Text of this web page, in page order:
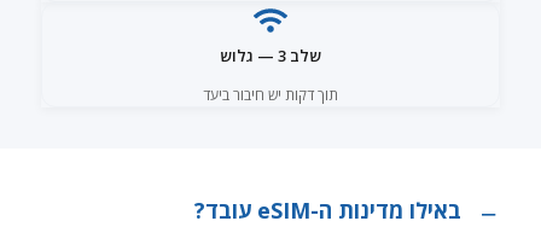
שלב 3 — גלוש
תוך דקות יש חיבור ביעד
באילו מדינות ה-eSIM עובד?